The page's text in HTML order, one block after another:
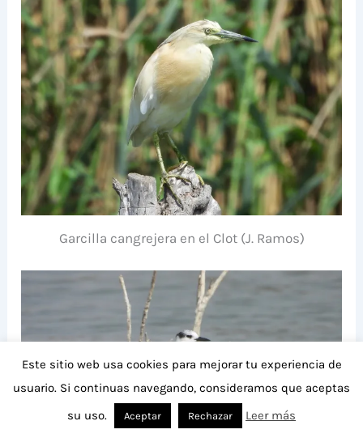
Garcilla cangrejera en el Clot (J. Ramos)
Este sitio web usa cookies para mejorar tu experiencia de
usuario. Si continuas navegando, consideramos que aceptas
su uso.
Aceptar Rechazar Leer más